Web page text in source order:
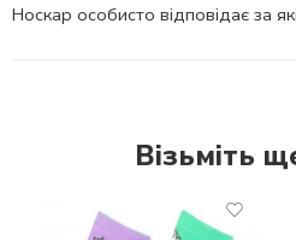
Носкар особисто відповідає за
Візьміть